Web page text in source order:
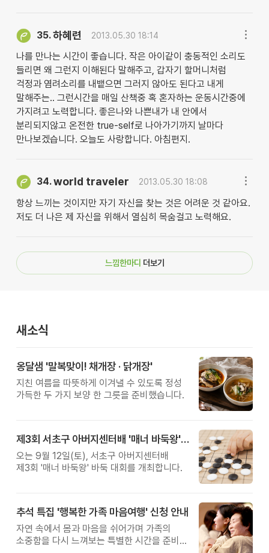
35.하혜련 2013.05.30 18:14
나를 만나는 시간이 좋습니다. 작은 아이같이 충동적인 소리도
들리면 왜 그런지 이해된다 말해주고, 갑자기 할머니처럼
걱정과 염려소리를 내뱉으면 그러지 않아도 된다고 내게
말해주는.. 그런시간을 매일 산책중 혹 혼자하는 운동시간중에
가지려고 노력합니다. 좋은나와 나쁜내가 내 안에서
분리되지않고 온전한 true-self로 나아가기까지 날마다
만나보겠습니다. 오늘도 사랑합니다. 아침편지.
34.world traveler 2013.05.30 18:08
항상 느끼는 것이지만 자기 자신을 찾는 것은 어려운 것 같아요.
저도 더 나은 제 자신을 위해서 열심히 목숨걸고 노력해요.
느낌한마디 더보기
새소식
옹달샘 '말복맞이! 채개장 · 닭개장'
지친 여름을 따뜻하게 이겨낼 수 있도록 정성
가득한 두 가지 보양 한 그릇을 준비했습니다.
제3회 서초구 아버지센터배 '매너 바둑왕' 대회
오는 9월 12일(토), 서초구 아버지센터배
제3회 '매너 바둑왕' 바둑 대회를 개최합니다.
추석 특집 '행복한 가족 마음여행' 신청 안내
자연 속에서 몸과 마음을 쉬어가며 가족의
소중함을 다시 느껴보는 특별한 시간을 준비해